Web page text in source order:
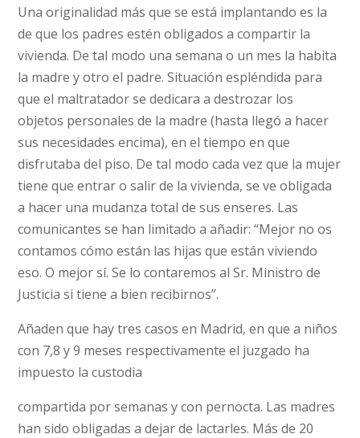
Una originalidad más que se está implantando es la
de que los padres estén obligados a compartir la
vivienda. De tal modo una semana o un mes la habita
la madre y otro el padre. Situación espléndida para
que el maltratador se dedicara a destrozar los
objetos personales de la madre (hasta llegó a hacer
sus necesidades encima), en el tiempo en que
disfrutaba del piso. De tal modo cada vez que la mujer
tiene que entrar o salir de la vivienda, se ve obligada
a hacer una mudanza total de sus enseres. Las
comunicantes se han limitado a añadir: “Mejor no os
contamos cómo están las hijas que están viviendo
eso. O mejor sí. Se lo contaremos al Sr. Ministro de
Justicia si tiene a bien recibirnos”.
Añaden que hay tres casos en Madrid, en que a niños
con 7,8 y 9 meses respectivamente el juzgado ha
impuesto la custodia
compartida por semanas y con pernocta. Las madres
han sido obligadas a dejar de lactarles. Más de 20